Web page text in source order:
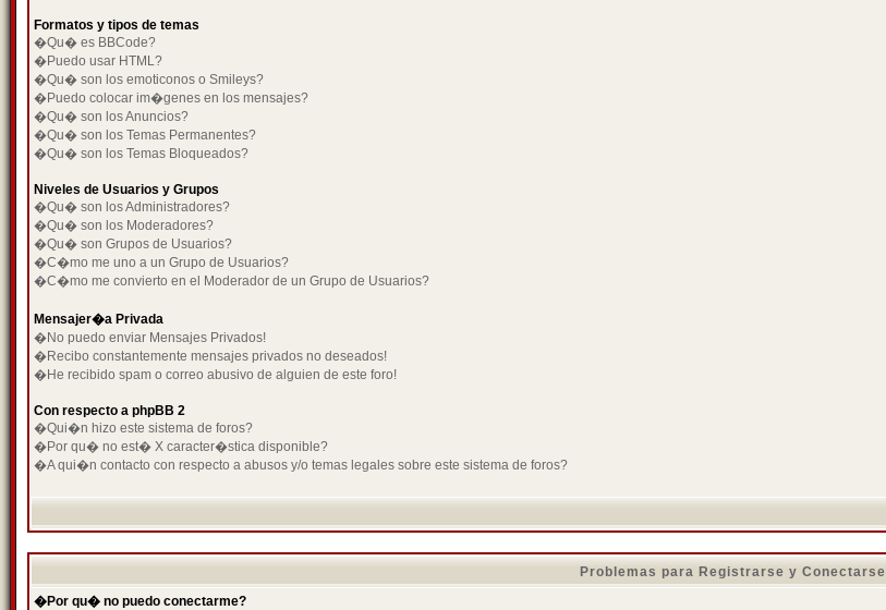
Formatos y tipos de temas
�Qu� es BBCode?
�Puedo usar HTML?
�Qu� son los emoticonos o Smileys?
�Puedo colocar im�genes en los mensajes?
�Qu� son los Anuncios?
�Qu� son los Temas Permanentes?
�Qu� son los Temas Bloqueados?
Niveles de Usuarios y Grupos
�Qu� son los Administradores?
�Qu� son los Moderadores?
�Qu� son Grupos de Usuarios?
�C�mo me uno a un Grupo de Usuarios?
�C�mo me convierto en el Moderador de un Grupo de Usuarios?
Mensajer�a Privada
�No puedo enviar Mensajes Privados!
�Recibo constantemente mensajes privados no deseados!
�He recibido spam o correo abusivo de alguien de este foro!
Con respecto a phpBB 2
�Qui�n hizo este sistema de foros?
�Por qu� no est� X caracter�stica disponible?
�A qui�n contacto con respecto a abusos y/o temas legales sobre este sistema de foros?
Problemas para Registrarse y Conectarse
�Por qu� no puedo conectarme?